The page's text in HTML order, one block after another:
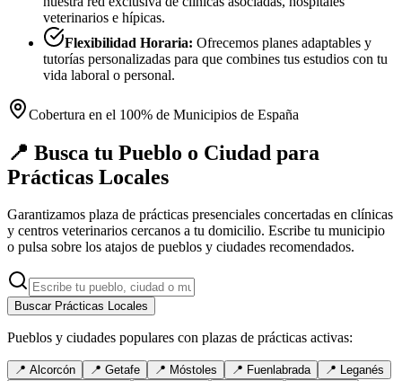
veterinarios e hípicas.
Flexibilidad Horaria: Ofrecemos planes adaptables y
tutorías personalizadas para que combines tus estudios con tu
vida laboral o personal.
Cobertura en el 100% de Municipios de España
📍 Busca tu Pueblo o Ciudad para
Prácticas Locales
Garantizamos plaza de prácticas presenciales concertadas en clínicas
y centros veterinarios cercanos a tu domicilio. Escribe tu municipio
o pulsa sobre los atajos de pueblos y ciudades recomendados.
Buscar Prácticas Locales
Pueblos y ciudades populares con plazas de prácticas activas:
📍 Alcorcón 📍 Getafe 📍 Móstoles 📍 Fuenlabrada 📍 Leganés